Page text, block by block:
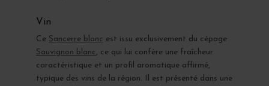
Vin
Ce Sancerre blanc est issu exclusivement du cépage
Sauvignon blanc , ce qui lui confère une fraîcheur
caractéristique et un profil aromatique affirmé,
typique des vins de la région. Il est présenté dans une